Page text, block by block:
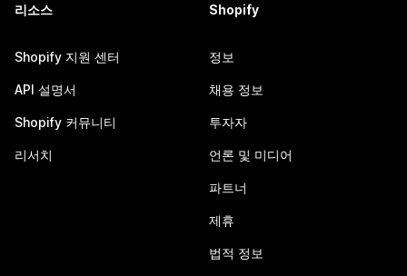
리소스
Shopify 지원 센터
API 설명서
Shopify 커뮤니티
리서치
Shopify
정보
채용 정보
투자자
언론 및 미디어
파트너
제휴
법적 정보